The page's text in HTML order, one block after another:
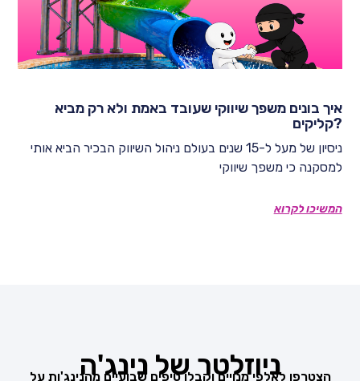
איך בונים משפך שיווקי שעובד באמת ולא רק מביא
קליקים?
ניסיון של מעל ל-15 שנים בעולם ניהול השיווק הבכיר הביא אותי
למסקנה כי משפך שיווקי
המשיכו לקרוא
ניוזלטר של נינג'ה
הצטרפו לאלפי מנויים וקבלו טיפים שבועיים מהנינג'ות על